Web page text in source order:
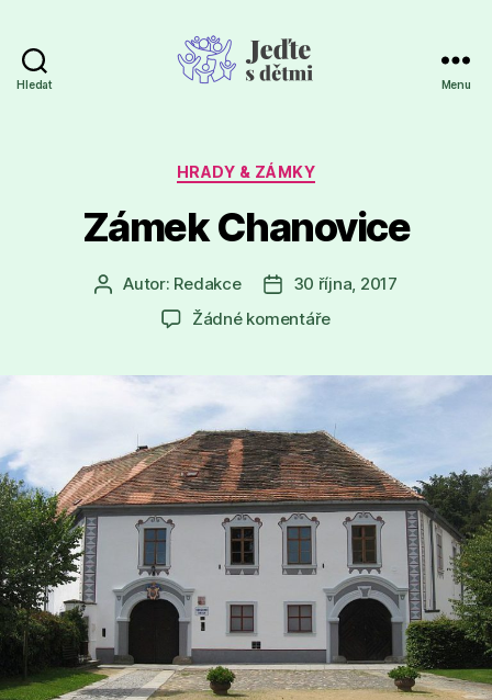
Hledat Menu
Rubriky
HRADY & ZÁMKY
Zámek Chanovice
Autor
příspěvku
Autor: Redakce
Datum
příspěvku
30 října, 2017
Žádné komentářeu
názvem
Chanovice